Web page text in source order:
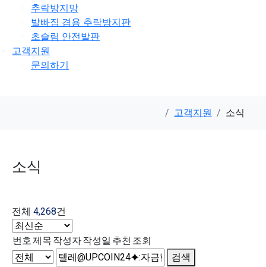
추락방지망
발빠짐 겸용 추락방지판
초슬림 안전발판
고객지원
문의하기
고객지원 소식
소식
전체 4,268건
번호제목 작성자작성일 추천 조회
검색